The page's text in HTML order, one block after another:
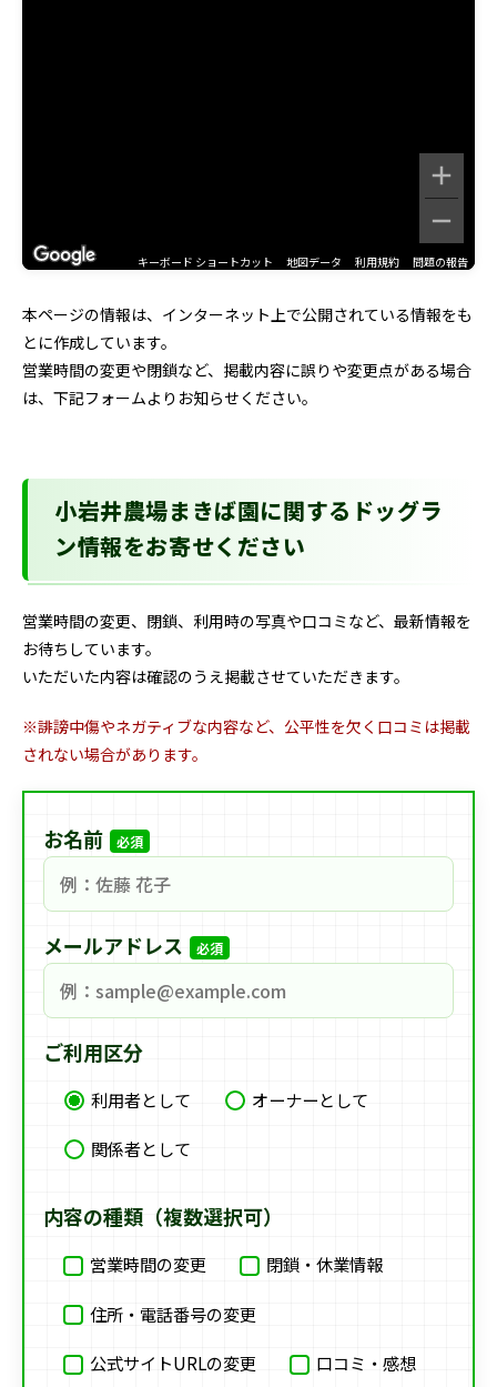
キーボード ショートカット 地図データ 利用規約 問題の報告
本ページの情報は、インターネット上で公開されている情報をも
とに作成しています。
営業時間の変更や閉鎖など、掲載内容に誤りや変更点がある場合
は、下記フォームよりお知らせください。
小岩井農場まきば園に関するドッグラ
ン情報をお寄せください
営業時間の変更、閉鎖、利用時の写真や口コミなど、最新情報を
お待ちしています。
いただいた内容は確認のうえ掲載させていただきます。
※誹謗中傷やネガティブな内容など、公平性を欠く口コミは掲載
されない場合があります。
お名前 必須
メールアドレス 必須
ご利用区分
利用者として
オーナーとして
関係者として
内容の種類（複数選択可）
営業時間の変更 閉鎖・休業情報
住所・電話番号の変更
公式サイトURLの変更 口コミ・感想